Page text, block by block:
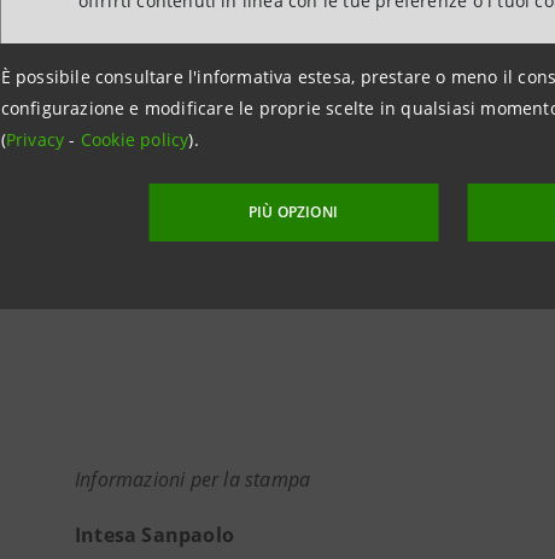
È possibile consultare l'informativa estesa, prestare o meno il
configurazione e modificare le proprie scelte in qualsiasi
(Privacy- Cookie policy).
PIÙ OPZIONI
rafforzare la cultura della prevenzione e della
L’obiettivo comune è fornire alle imprese strumenti
resiliente e competitivo».
Informazioni per la stampa
Intesa Sanpaolo